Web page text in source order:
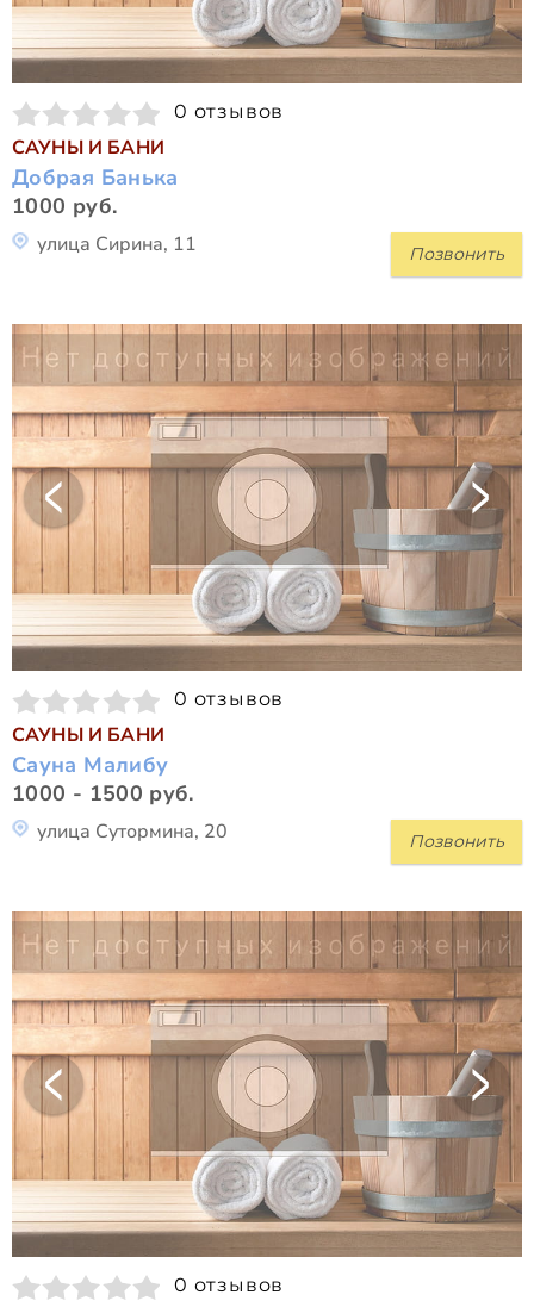
0 отзывов
САУНЫ И БАНИ
Добрая Банька
1000 руб.
Позвонить
улица Сирина, 11
0 отзывов
САУНЫ И БАНИ
Сауна Малибу
1000 - 1500 руб.
Позвонить
улица Сутормина, 20
0 отзывов